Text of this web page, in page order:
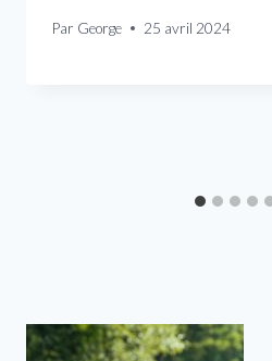
Par George 25 avril 2024